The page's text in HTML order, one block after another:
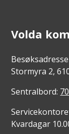
Volda
Stormyra 2,
Sentralbord:
Kvardagar